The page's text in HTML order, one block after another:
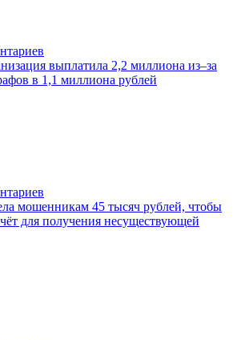
выплатила 2,2 миллиона из–за
в 1,1 миллиона рублей
мошенникам 45 тысяч рублей, чтобы
для получения несуществующей